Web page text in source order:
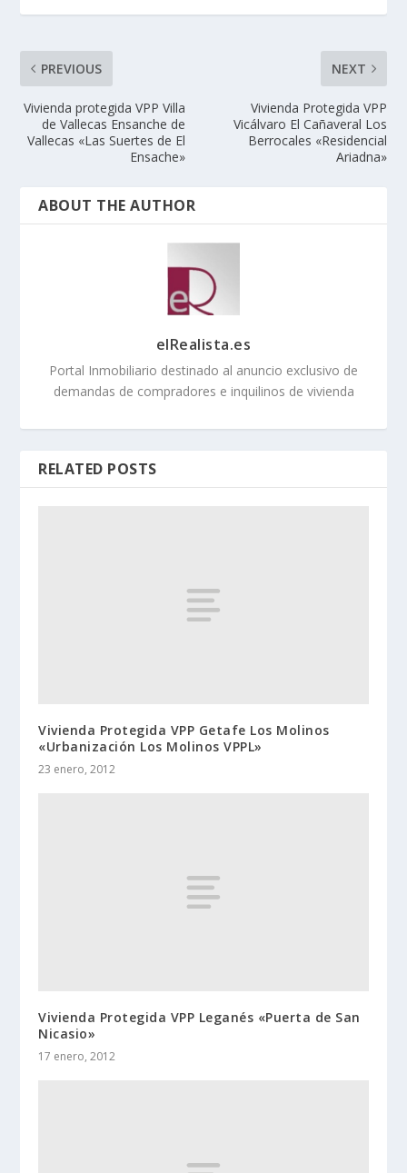
PREVIOUS
Vivienda protegida VPP Villa
de Vallecas Ensanche de
Vallecas «Las Suertes de El
Ensache»
NEXT
Vivienda Protegida VPP
Vicálvaro El Cañaveral Los
Berrocales «Residencial
Ariadna»
ABOUT THE AUTHOR
elRealista.es
Portal Inmobiliario destinado al anuncio exclusivo de
demandas de compradores e inquilinos de vivienda
RELATED POSTS
Vivienda Protegida VPP Getafe Los Molinos
«Urbanización Los Molinos VPPL»
23 enero, 2012
Vivienda Protegida VPP Leganés «Puerta de San
Nicasio»
17 enero, 2012